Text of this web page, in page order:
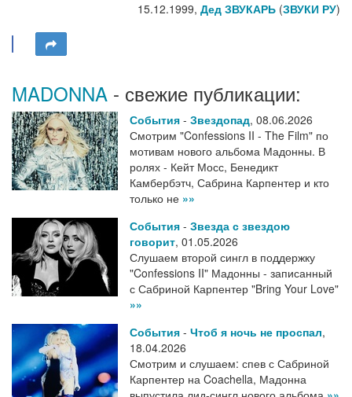
15.12.1999, Дед ЗВУКАРЬ (ЗВУКИ РУ)
MADONNA - свежие публикации:
События - Звездопад, 08.06.2026
Смотрим "Confessions II - The Film" по
мотивам нового альбома Мадонны. В
ролях - Кейт Мосс, Бенедикт
Камбербэтч, Сабрина Карпентер и кто
только не »»
События - Звезда с звездою
говорит, 01.05.2026
Слушаем второй сингл в поддержку
"Confessions II" Мадонны - записанный
с Сабриной Карпентер "Bring Your Love"
»»
События - Чтоб я ночь не проспал,
18.04.2026
Смотрим и слушаем: спев с Сабриной
Карпентер на Coachella, Мадонна